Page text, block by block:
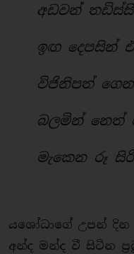
අඩවන්
ඉඟ දෙපසින්
විජිනිපත්
බලමින් නෙත්
මැකෙන රූ
යශෝධාගේ උපන් දින
අන්ද මන්ද වී සිටින